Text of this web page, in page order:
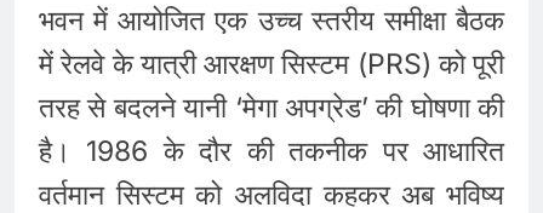
भवन में आयोजित एक उच्च स्तरीय समीक्षा बैठक
में रेलवे के यात्री आरक्षण सिस्टम (PRS) को पूरी
तरह से बदलने यानी ‘मेगा अपग्रेड’ की घोषणा की
है। 1986 के दौर की तकनीक पर आधारित
वर्तमान सिस्टम को अलविदा कहकर अब भविष्य